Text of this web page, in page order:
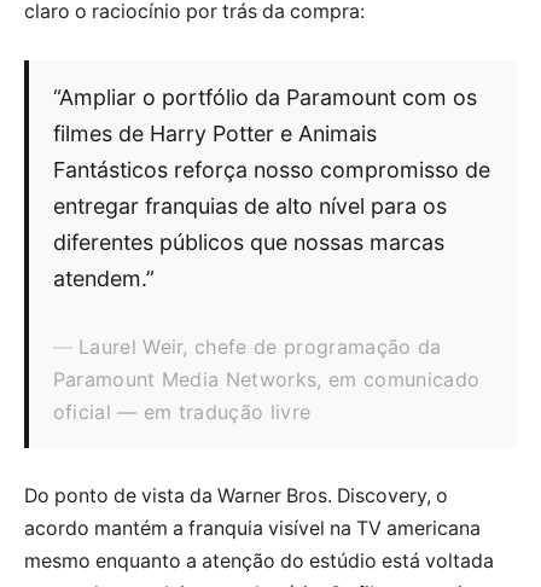
claro o raciocínio por trás da compra:
“Ampliar o portfólio da Paramount com os
filmes de Harry Potter e Animais
Fantásticos reforça nosso compromisso de
entregar franquias de alto nível para os
diferentes públicos que nossas marcas
atendem.”
Laurel Weir, chefe de programação da
Paramount Media Networks, em comunicado
oficial — em tradução livre
Do ponto de vista da Warner Bros. Discovery, o
acordo mantém a franquia visível na TV americana
mesmo enquanto a atenção do estúdio está voltada